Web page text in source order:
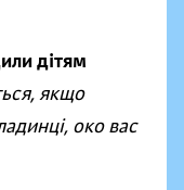
дітям
якщо
око вас